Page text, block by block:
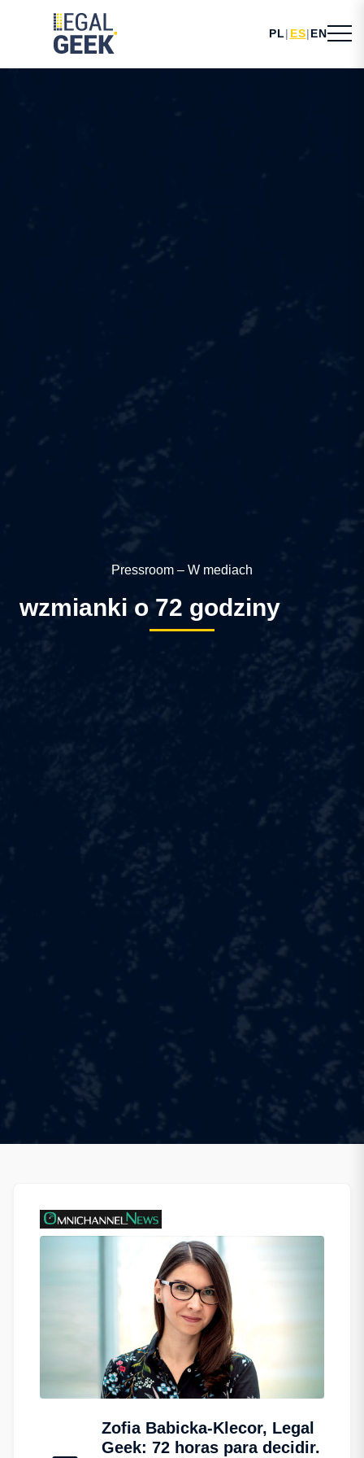
PL | ES| EN
Pressroom – W mediach
wzmianki o 72 godziny
Zofia Babicka-Klecor, Legal
Geek: 72 horas para decidir.